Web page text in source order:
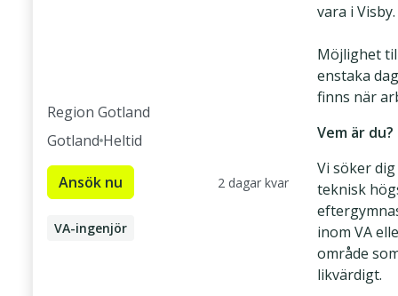
Region Gotland
Gotland Heltid
Ansök nu 2 dagar kvar
VA-ingenjör
vara i Visby.
Möjlighet
enstaka
finns när
Vem är du?
Vi söker
teknisk
inom VA
område
likvärdigt.